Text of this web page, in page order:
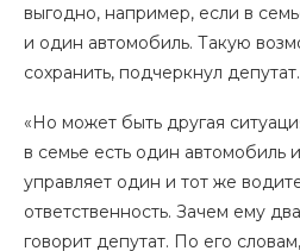
выгодно, например, если в
и один автомобиль. Такую
сохранить, подчеркнул депутат.
«Но может быть другая
в семье есть один автомобиль
управляет один и тот же
ответственность. Зачем ему
говорит депутат. По его